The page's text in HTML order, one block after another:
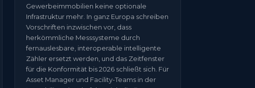
Gewerbeimmobilien keine optionale
Infrastruktur mehr. In ganz Europa schreiben
Vorschriften inzwischen vor, dass
herkömmliche Messsysteme durch
fernauslesbare, interoperable intelligente
Zähler ersetzt werden, und das Zeitfenster
für die Konformität bis 2026 schließt sich. Für
Asset Manager und Facility-Teams in der